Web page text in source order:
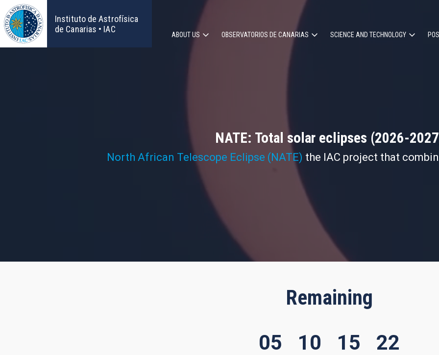
Skip
to
main
content
Instituto de Astrofísica
de Canarias • IAC
Main
ABOUT US OBSERVATORIOS DE CANARIAS SCIENCE AND TECHNOLOGY
NATE: Total solar eclipses (2026-
North African Telescope Eclipse (NATE) the IAC project that
Remaining
05 10 15 20